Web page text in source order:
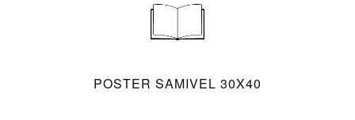
POSTER SAMIVEL 30X40